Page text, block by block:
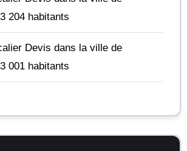
204 habitants
Devis dans la ville de
001 habitants